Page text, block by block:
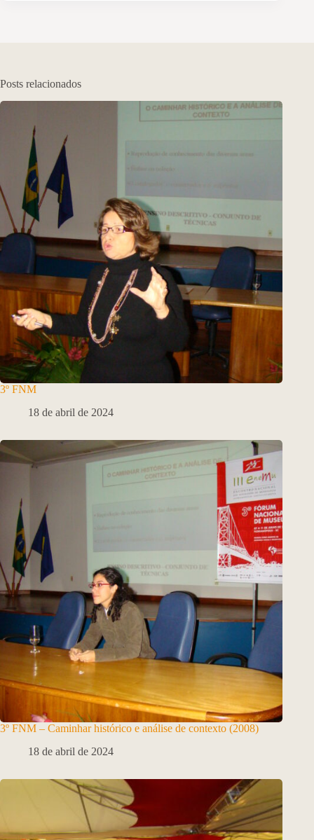
Posts relacionados
3º FNM
18 de abril de 2024
3º FNM – Caminhar histórico e análise de contexto (2008)
18 de abril de 2024